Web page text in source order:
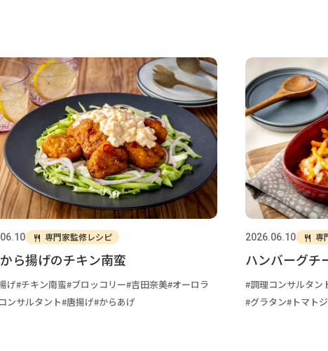
専門家監修レシピ
ら揚げのチキン南蛮
げ チキン南蛮 ブロッコリー 吉田奈美 オーロラ
ンサルタント 唐揚げ からあげ
2026.06.10 専
ハンバーグチ
調理コンサルタン
グラタン トマト